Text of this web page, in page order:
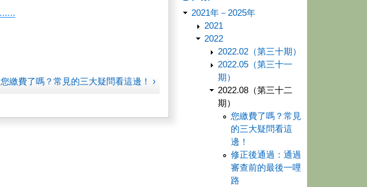
您繳費了嗎？常見的三大疑問看這邊！ ›
2021年－2025年
2021
2022
2022.02（第三十期）
2022.05（第三十一
期）
2022.08（第三十二
期）
您繳費了嗎？常見
的三大疑問看這
邊！
修正後通過：通過
審查前的最後一哩
路